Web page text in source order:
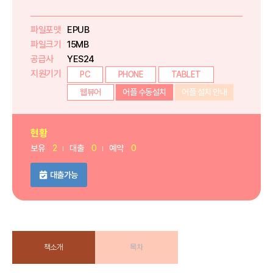
파일포맷
EPUB
파일크기
15MB
공급사
YES24
지원기기
PC PHONE
TABLET
웹뷰어
어플 수동설치 어플 설치 안내
현황
보유 2 대출 0 예약 0
대출가능
책소개 목차